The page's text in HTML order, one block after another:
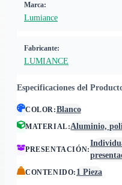
Marca:
Lumiance
Fabricante:
LUMIANCE
Especificaciones del
COLOR:Blanco
MATERIAL:Aluminio,
PRESENTACIÓN:
CONTENIDO: 1 Pieza